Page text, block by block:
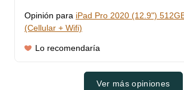
Opinión para iPad Pro 2020 (12.9")
(Cellular + Wifi)
Lo recomendaría
Ver más opiniones